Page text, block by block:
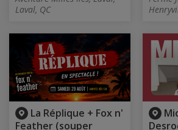
Laval, QC
La Réplique + Fox n'
Feather (souper